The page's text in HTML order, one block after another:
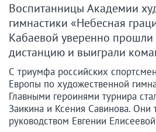
Воспитанницы Академии
гимнастики «Небесная
Кабаевой уверенно
дистанцию и выиграли
С триумфа российских
Европы по художественной
Главными героинями турнира
Заикина и Ксения Савинова. Они
руководством Евгении